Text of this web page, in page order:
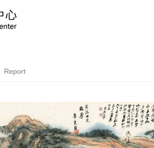
Report